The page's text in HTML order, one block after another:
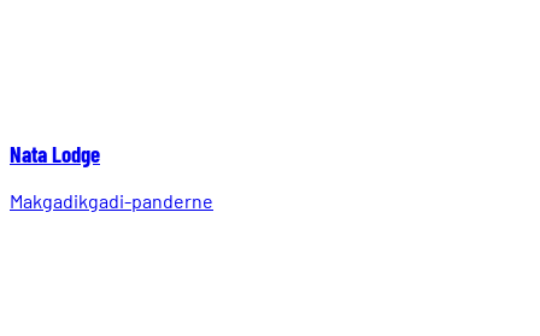
Nata Lodge
Makgadikgadi-panderne